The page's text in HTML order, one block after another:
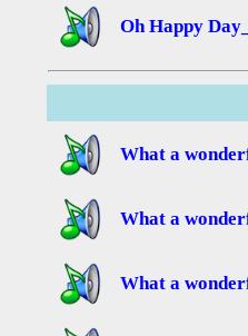
Oh Happy
What a
What a
What a